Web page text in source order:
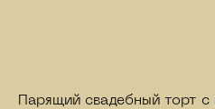
Парящий свадебный торт